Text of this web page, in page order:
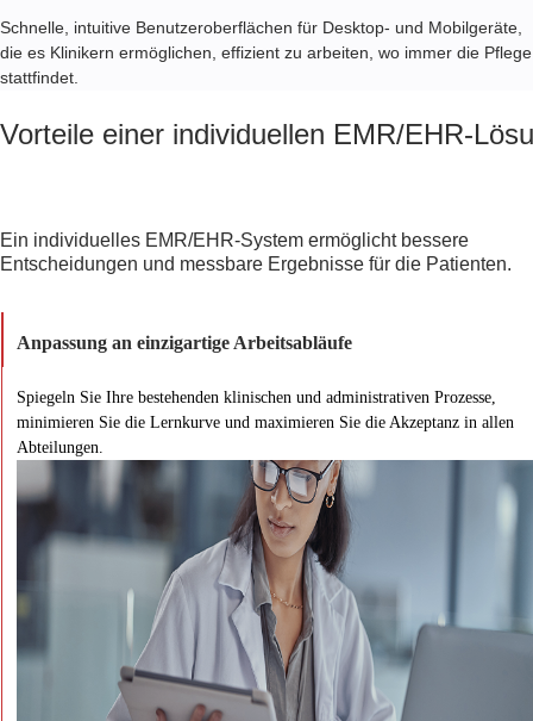
Schnelle, intuitive Benutzeroberflächen für Desktop- und Mobilgeräte,
die es Klinikern ermöglichen, effizient zu arbeiten, wo immer die Pflege
stattfindet.
Vorteile einer individuellen EMR/EHR-
Ein individuelles EMR/EHR-System ermöglicht bessere
Entscheidungen und messbare Ergebnisse für die Patienten.
Anpassung an einzigartige Arbeitsabläufe
Spiegeln Sie Ihre bestehenden klinischen und administrativen Prozesse,
minimieren Sie die Lernkurve und maximieren Sie die Akzeptanz in allen
Abteilungen.